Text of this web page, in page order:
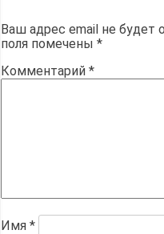
Ваш адрес email не будет
поля помечены *
Комментарий *
Имя *